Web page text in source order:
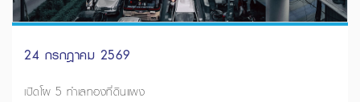
24 กรกฎาคม 2569
เปิดโผ 5 ทำเลทองที่ดินแพง